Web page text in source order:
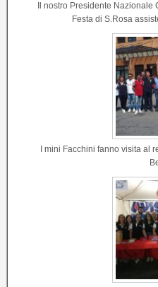
Il nostro Presidente
Festa di S.Rosa
I mini Facchini fanno visita al